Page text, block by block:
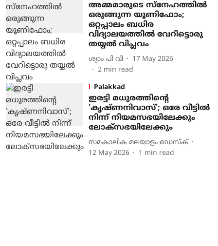
അമ്മമാരുടെ സ്നേഹത്തിൽ
ഒരുങ്ങുന്ന യൂണിഫോം;
ഒറ്റപ്പാലം ബധിര
വിദ്യാലയത്തിൽ വേറിട്ടൊരു
തയ്യൽ വിപ്ലവം
ശ്യാം പി വി
17 May 2026
2 min read
Palakkad
ഇരട്ടി മധുരത്തിന്റെ
'കൃഷ്ണനിവാസ്'; ഒരേ വീട്ടിൽ
നിന്ന് നിയമസഭയിലേക്കും
ലോക്സഭയിലേക്കും
സമകാലിക മലയാളം ഡെസ്ക്
12 May 2026
1 min read